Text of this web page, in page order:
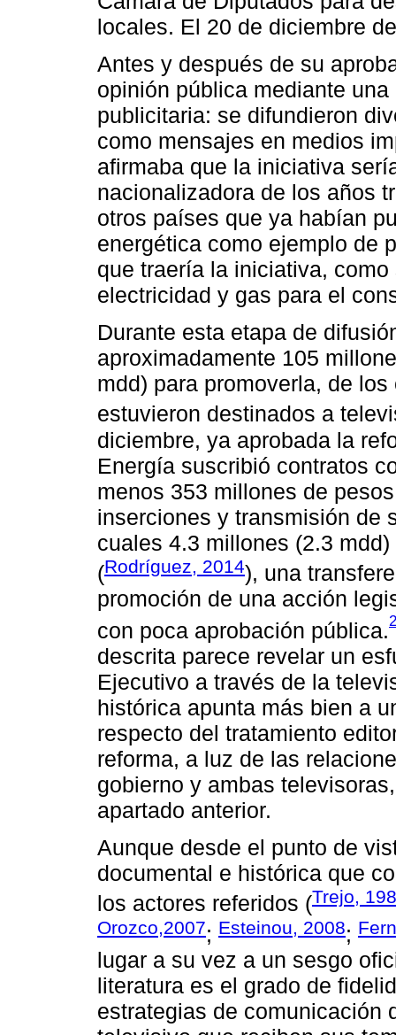
locales. El 20 de diciembre
Antes y después de su
opinión pública mediante
publicitaria: se difundieron
como mensajes en medios
afirmaba que la iniciativa
nacionalizadora de los años
otros países que ya habían
energética como ejemplo de
que traería la iniciativa,
electricidad y gas para el
Durante esta etapa de
aproximadamente 105
mdd) para promoverla, de
estuvieron destinados a
diciembre, ya aprobada la
Energía suscribió contratos
menos 353 millones de
inserciones y transmisión de
cuales 4.3 millones (2.3
(Rodríguez, 2014), una
promoción de una acción
con poca aprobación pública.2
descrita parece revelar un
Ejecutivo a través de la
histórica apunta más bien a
respecto del tratamiento
reforma, a luz de las
gobierno y ambas
apartado anterior.
Aunque desde el punto de
documental e histórica que
los actores referidos (Trejo,
Orozco,2007; Esteinou, 2008;
lugar a su vez a un sesgo
literatura es el grado de
estrategias de comunicación